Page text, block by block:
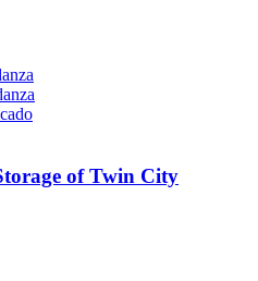
of Twin City